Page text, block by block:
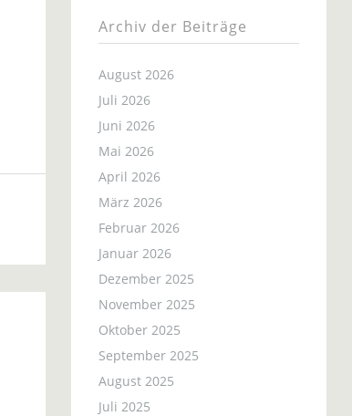
Archiv der Beiträge
August 2026
Juli 2026
Juni 2026
Mai 2026
April 2026
März 2026
Februar 2026
Januar 2026
Dezember 2025
November 2025
Oktober 2025
September 2025
August 2025
Juli 2025